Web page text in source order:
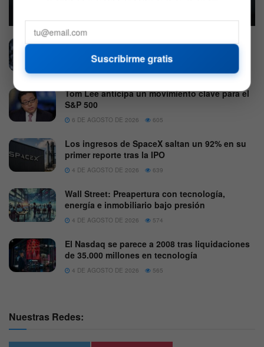
Jamie Dimon advirtió a Wall Street: “Alguien
perturbará el mercado”
Tom Lee anticipa un movimiento clave para el
S&P 500
6 DE AGOSTO DE 2026 605
Los ingresos de SpaceX saltan un 92% en su
primer reporte tras la IPO
4 DE AGOSTO DE 2026 639
Wall Street: Preapertura con tecnología,
energía e inmobiliario bajo presión
4 DE AGOSTO DE 2026 574
El Nasdaq se parece a 2008 tras liquidaciones
de 35.000 millones en tecnología
4 DE AGOSTO DE 2026 565
Nuestras Redes:
Suscribirme gratis